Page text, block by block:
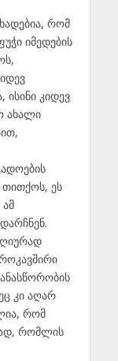
რომ
იმედების
ისინი კიდევ
ახალი
თითქოს, ეს
კი აღარ
რომ
რომლის